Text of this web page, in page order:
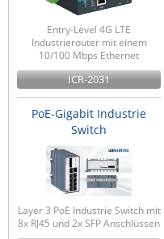
SIRIO Antenne
Sunbird
Tactical Software
TEKTELIC
Teltonika
Unwired Networks
WATTECO
Entry-Level 4G LTE
Industrierouter mit einem
10/100 Mbps Ethernet
ICR-2031
PoE-Gigabit Industrie
Switch
Layer 3 PoE Industrie Switch mit
8x RJ45 und 2x SFP Anschlüssen